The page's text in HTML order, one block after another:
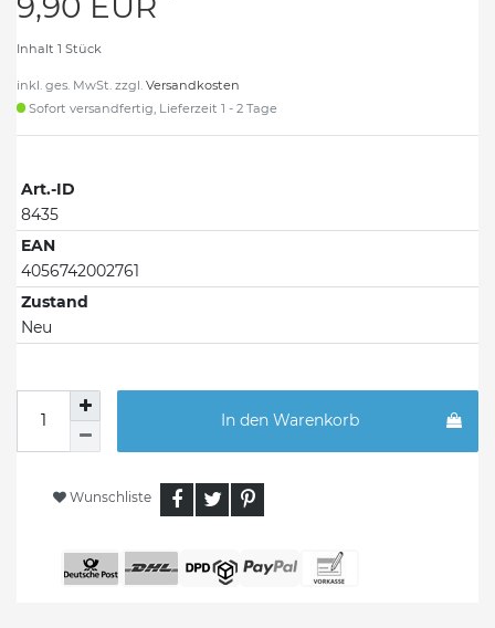
Inhalt 1 Stück
inkl. ges. MwSt. zzgl. Versandkosten
Sofort versandfertig, Lieferzeit 1 - 2 Tage
Art.-ID
8435
EAN
4056742002761
Zustand
Neu
In den Warenkorb
Wunschliste